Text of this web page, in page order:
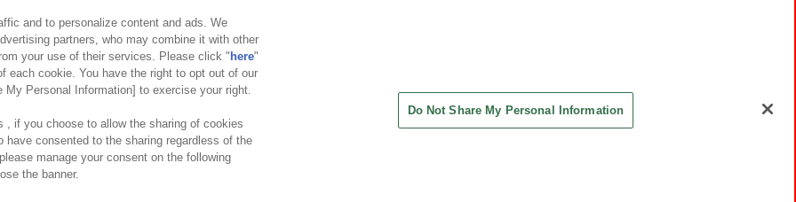
について カスタマーハラスメント対応方針
and to personalize content and ads. We
partners, who may combine it with other
your use of their services. Please click " here"
each cookie. You have the right to opt out of our
Personal Information] to exercise your right.
, if you choose to allow the sharing of cookies
have consented to the sharing regardless of the
manage your consent on the following
the banner.
Do Not Share My Personal Information